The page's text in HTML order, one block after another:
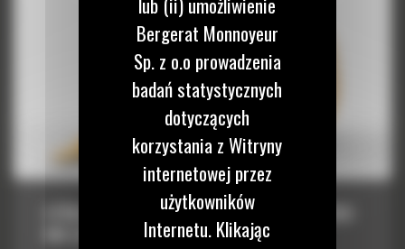
ŁYŻKA O ZWIĘKSZONEJ OBCIĄŻALNOŚCI 2050
MM (81 CALI): 528-8161
Bergerat Monnoyeur
Sp. z o.o prowadzenia
badań statystycznych
dotyczących
korzystania z Witryny
internetowej przez
użytkowników
Internetu. Klikając